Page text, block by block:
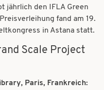
jährlich den IFLA Green
fand am 19.
in Astana statt.
Scale Project
Paris, Frankreich: